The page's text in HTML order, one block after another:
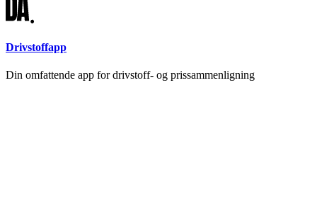
Drivstoffapp
Din omfattende app for drivstoff- og prissammenligning